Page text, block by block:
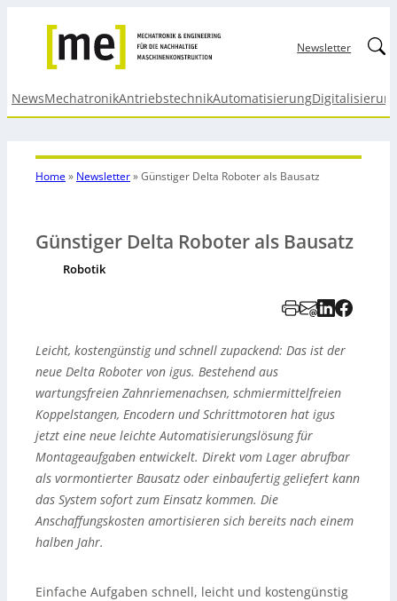
Newsletter
NewsMechatronikAntriebstechnikAutomatisierung
Home» Newsletter»Günstiger Delta Roboter als Bausatz
Günstiger Delta Roboter als Bausatz
Robotik
Leicht, kostengünstig und schnell zupackend: Das ist der
neue Delta Roboter von igus. Bestehend aus
wartungsfreien Zahnriemenachsen, schmiermittelfreien
Koppelstangen, Encodern und Schrittmotoren hat igus
jetzt eine neue leichte Automatisierungslösung für
Montageaufgaben entwickelt. Direkt vom Lager abrufbar
als vormontierter Bausatz oder einbaufertig geliefert kann
das System sofort zum Einsatz kommen. Die
Anschaffungskosten amortisieren sich bereits nach einem
halben Jahr.
Einfache Aufgaben schnell, leicht und kostengünstig